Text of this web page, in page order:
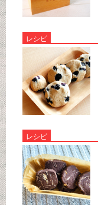
レシピ
レシピ